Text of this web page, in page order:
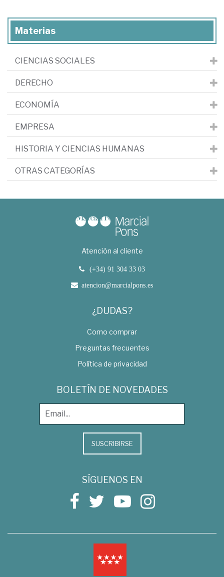
Materias
CIENCIAS SOCIALES
DERECHO
ECONOMÍA
EMPRESA
HISTORIA Y CIENCIAS HUMANAS
OTRAS CATEGORÍAS
Atención al cliente
(+34) 91 304 33 03
atencion@marcialpons.es
¿DUDAS?
Como comprar
Preguntas frecuentes
Política de privacidad
BOLETÍN DE NOVEDADES
SUSCRIBIRSE
SÍGUENOS EN